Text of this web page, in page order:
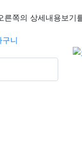
쪽의 상세내용보기
구니